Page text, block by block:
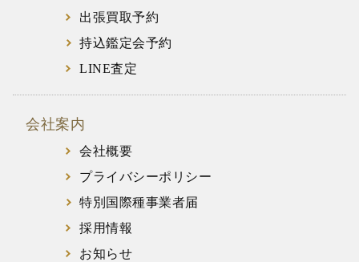
出張買取予約
持込鑑定会予約
LINE査定
会社案内
会社概要
プライバシーポリシー
特別国際種事業者届
採用情報
お知らせ